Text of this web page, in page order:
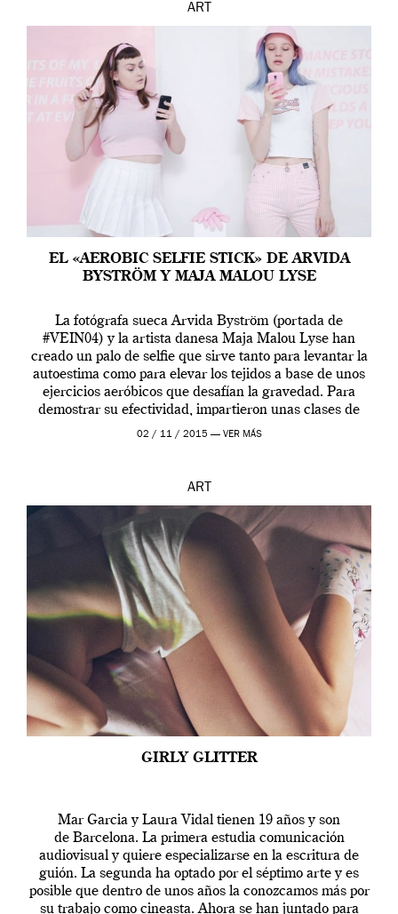
ART
EL «AEROBIC SELFIE STICK» DE ARVIDA
BYSTRÖM Y MAJA MALOU LYSE
La fotógrafa sueca Arvida Byström (portada de
#VEIN04) y la artista danesa Maja Malou Lyse han
creado un palo de selfie que sirve tanto para levantar la
autoestima como para elevar los tejidos a base de unos
ejercicios aeróbicos que desafían la gravedad. Para
demostrar su efectividad, impartieron unas clases de
prueba en el Tate […]
02 / 11 / 2015 — VER MÁS
ART
GIRLY GLITTER
Mar Garcia y Laura Vidal tienen 19 años y son
de Barcelona. La primera estudia comunicación
audiovisual y quiere especializarse en la escritura de
guión. La segunda ha optado por el séptimo arte y es
posible que dentro de unos años la conozcamos más por
su trabajo como cineasta. Ahora se han juntado para